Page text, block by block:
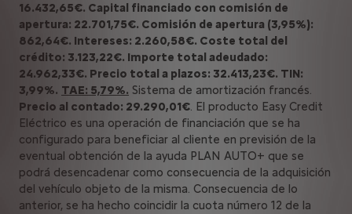
16.432,65€. Capital financiado con comisión de
apertura: 22.701,75€. Comisión de apertura (3,95%):
862,64€. Intereses: 2.260,58€. Coste total del
crédito: 3.123,22€. Importe total adeudado:
24.962,33€. Precio total a plazos: 32.413,23€. TIN:
3,99%. TAE: 5,79%. Sistema de amortización francés.
Precio al contado: 29.290,01€. El producto Easy Credit
Eléctrico es una operación de financiación que se ha
configurado para beneficiar al cliente en previsión de la
eventual obtención de la ayuda PLAN AUTO+ que se
podrá desencadenar como consecuencia de la adquisición
del vehículo objeto de la misma. Consecuencia de lo
anterior, se ha hecho coincidir la cuota número 12 de la